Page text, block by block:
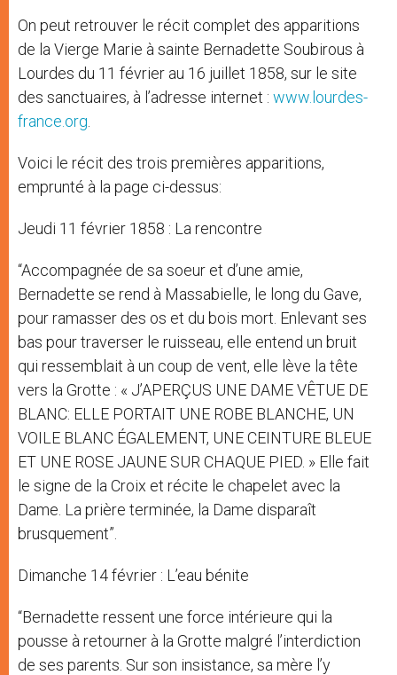
On peut retrouver le récit complet des apparitions
de la Vierge Marie à sainte Bernadette Soubirous à
Lourdes du 11 février au 16 juillet 1858, sur le site
des sanctuaires, à l’adresse internet : www.lourdes-
france.org
Voici le récit des trois premières apparitions,
emprunté à la page ci-dessus:
Jeudi 11 février 1858 : La rencontre
“Accompagnée de sa soeur et d’une amie,
Bernadette se rend à Massabielle, le long du Gave,
pour ramasser des os et du bois mort. Enlevant ses
bas pour traverser le ruisseau, elle entend un bruit
qui ressemblait à un coup de vent, elle lève la tête
vers la Grotte : « J’APERÇUS UNE DAME VÊTUE DE
BLANC: ELLE PORTAIT UNE ROBE BLANCHE, UN
VOILE BLANC ÉGALEMENT, UNE CEINTURE BLEUE
ET UNE ROSE JAUNE SUR CHAQUE PIED. » Elle fait
le signe de la Croix et récite le chapelet avec la
Dame. La prière terminée, la Dame disparaît
brusquement”.
Dimanche 14 février : L’eau bénite
“Bernadette ressent une force intérieure qui la
pousse à retourner à la Grotte malgré l’interdiction
de ses parents. Sur son insistance, sa mère l’y